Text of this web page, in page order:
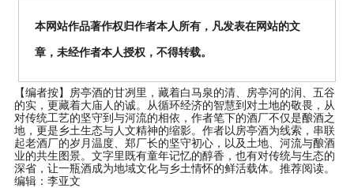
本网站作品著作权归作者本人所有，凡发表在网站的文
章，未经作者本人授权，不得转载。
【编者按】
房亭酒的甘冽里，藏着白马泉的清、房亭河的润、五谷
的实，更藏着大庙人的诚。从循环经济的智慧到对土地的敬畏，从
对传统工艺的坚守到与河流的相依，作者笔下的酒厂不仅是酿酒之
地，更是乡土生态与人文精神的缩影。作者以房亭酒为线索，串联
起老酒厂的岁月温度、郑厂长的坚守初心，以及土地、河流与酿酒
业的共生图景。文字里既有童年记忆的醇香，也有对传统与生态的
深省，让一瓶酒成为地域文化与乡土情怀的鲜活载体。推荐阅读。
编辑：李亚文